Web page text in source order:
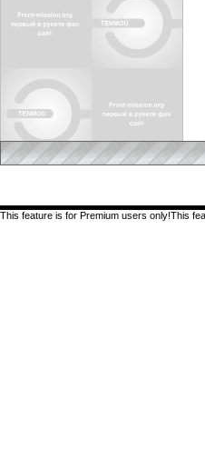
This feature is for Premium users only!This